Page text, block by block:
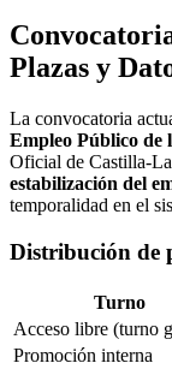
Plazas y
La convocatoria
Empleo Público de
Oficial de Castilla-
estabilización del
temporalidad en el
Distribución de
Turno
Acceso libre (turno
Promoción interna